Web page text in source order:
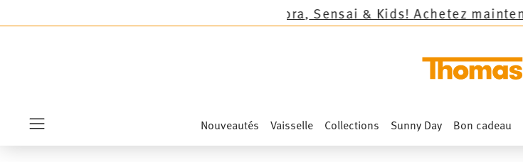
sauf les nouveautés Sandora, Sensai & Kids!Achetez maintenant !
Nouveautés Vaisselle Collections Sunny Day Bon cadeau